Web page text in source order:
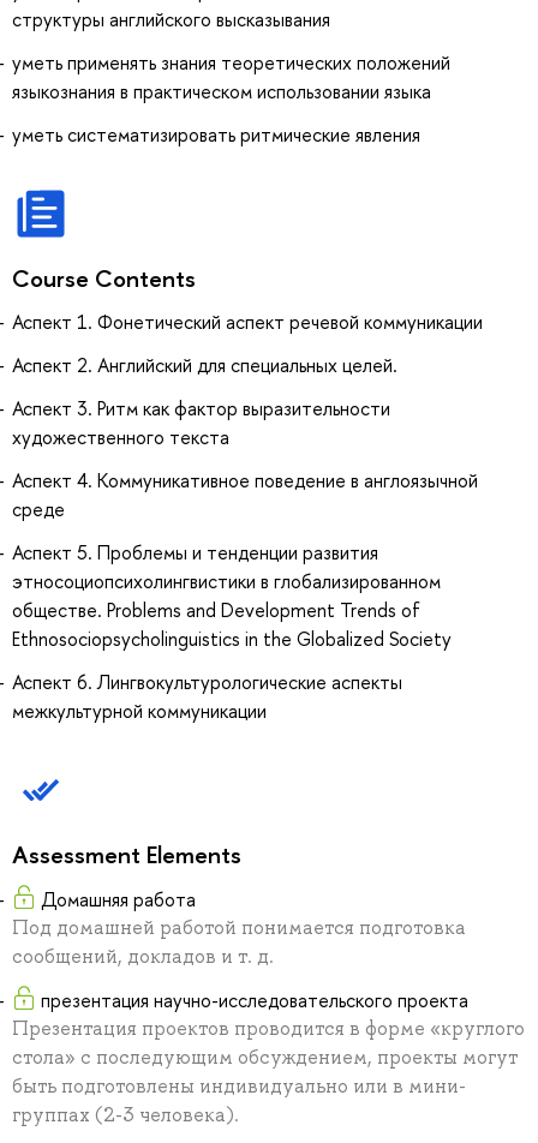
структуры английского высказывания
уметь применять знания теоретических положений
языкознания в практическом использовании языка
уметь систематизировать ритмические явления
Course Contents
Аспект 1. Фонетический аспект речевой коммуникации
Аспект 2. Английский для специальных целей.
Аспект 3. Ритм как фактор выразительности
художественного текста
Аспект 4. Коммуникативное поведение в англоязычной
среде
Аспект 5. Проблемы и тенденции развития
этносоциопсихолингвистики в глобализированном
обществе. Problems and Development Trends of
Ethnosociopsycholinguistics in the Globalized Society
Аспект 6. Лингвокультурологические аспекты
межкультурной коммуникации
Assessment Elements
Домашняя работа
Под домашней работой понимается подготовка
сообщений, докладов и т. д.
презентация научно-исследовательского проекта
Презентация проектов проводится в форме «круглого
стола» с последующим обсуждением, проекты могут
быть подготовлены индивидуально или в мини-
группах (2-3 человека).